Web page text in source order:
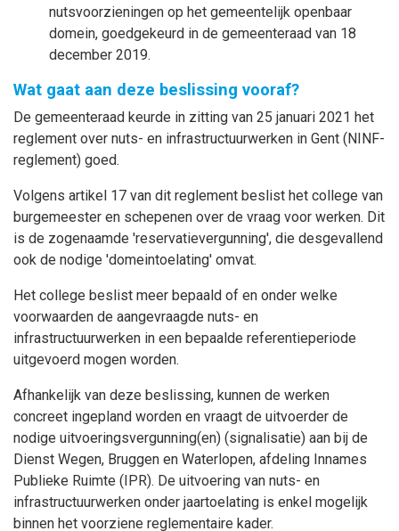
nutsvoorzieningen op het gemeentelijk openbaar
domein, goedgekeurd in de gemeenteraad van 18
december 2019.
Wat gaat aan deze beslissing vooraf?
De gemeenteraad keurde in zitting van 25 januari 2021 het
reglement over nuts- en infrastructuurwerken in Gent (NINF-
reglement) goed.
Volgens artikel 17 van dit reglement beslist het college van
burgemeester en schepenen over de vraag voor werken. Dit
is de zogenaamde 'reservatievergunning', die desgevallend
ook de nodige 'domeintoelating' omvat.
Het college beslist meer bepaald of en onder welke
voorwaarden de aangevraagde nuts- en
infrastructuurwerken in een bepaalde referentieperiode
uitgevoerd mogen worden.
Afhankelijk van deze beslissing, kunnen de werken
concreet ingepland worden en vraagt de uitvoerder de
nodige uitvoeringsvergunning(en) (signalisatie) aan bij de
Dienst Wegen, Bruggen en Waterlopen, afdeling Innames
Publieke Ruimte (IPR). De uitvoering van nuts- en
infrastructuurwerken onder jaartoelating is enkel mogelijk
binnen het voorziene reglementaire kader.